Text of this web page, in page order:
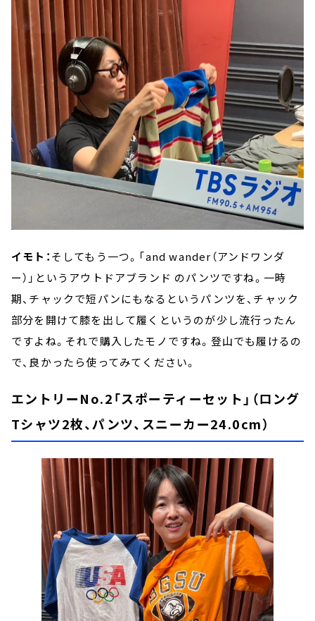
イモト：そしてもう一つ。「and wander（アンドワンダ
ー）」というアウトドアブランド のパンツですね。一時
期、チャックで短パンにもなるというパンツを、チャック
部分を開けて膝を出して履くというのが少し流行ったん
ですよね。それで購入したモノですね。登山でも履けるの
で、良かったら使ってみてください。
エントリーNo.2「スポーティーセット」（ロング
Tシャツ2枚、パンツ、スニーカー24.0cm）